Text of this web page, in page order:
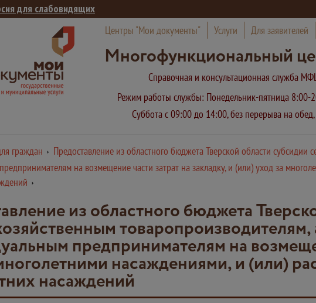
для слабовидящих
Центры "Мои документы" Услуги Для заявителей
Многофункциональный
Справочная и консультационная служба
Режим работы службы: Понедельник-пятница 8:00-
Суббота с 09:00 до 14:00, без перерыва на
граждан
Предоставление из областного бюджета Тверской области
на возмещение части затрат на закладку, и (или) уход за
из областного бюджета
товаропроизводителям,
предпринимателям на
насаждениями, и (или)
насаждений